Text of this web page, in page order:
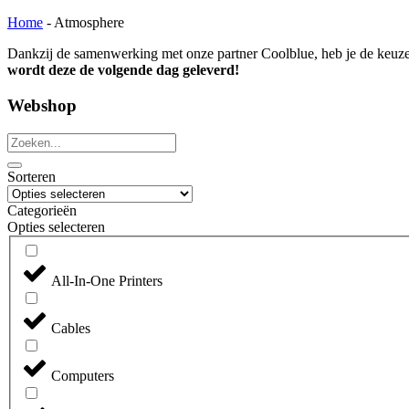
Home - Atmosphere
Dankzij de samenwerking met onze partner Coolblue, heb je de
wordt deze de volgende dag geleverd!
Webshop
Sorteren
Categorieën
Opties selecteren
All-In-One Printers
Cables
Computers